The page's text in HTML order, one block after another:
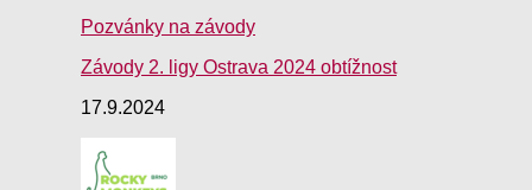
Pozvánky na závody
Závody 2. ligy Ostrava 2024 obtížnost
17.9.2024